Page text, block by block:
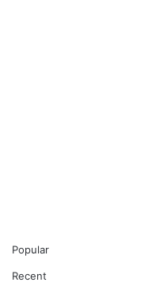
Popular
Recent